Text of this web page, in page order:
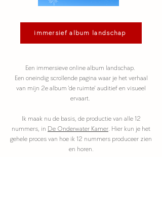
immersief album landschap
Een immersieve online album landschap.
Een oneindig scrollende pagina waar je het verhaal
van mijn 2e album 'de ruimte' auditief en visueel
ervaart.
Ik maak nu de basis, de productie van alle 12
nummers, in De Onderwater Kamer. Hier kun je het
gehele proces van hoe ik 12 nummers produceer zien
en horen.